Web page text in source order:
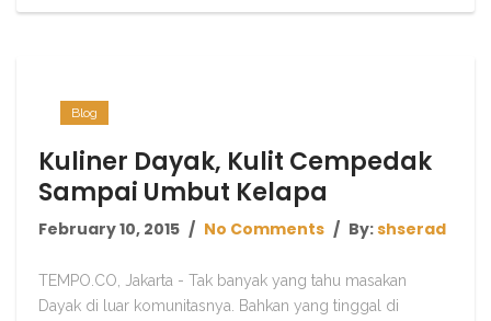
Blog
Kuliner Dayak, Kulit Cempedak
Sampai Umbut Kelapa
February 10, 2015 No Comments By:shserad
TEMPO.CO, Jakarta - Tak banyak yang tahu masakan
Dayak di luar komunitasnya. Bahkan yang tinggal di